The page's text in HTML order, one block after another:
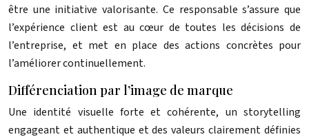
être une initiative valorisante. Ce responsable s’assure que
l’expérience client est au cœur de toutes les décisions de
l’entreprise, et met en place des actions concrètes pour
l’améliorer continuellement.
Différenciation par l’image de marque
Une identité visuelle forte et cohérente, un storytelling
engageant et authentique et des valeurs clairement définies